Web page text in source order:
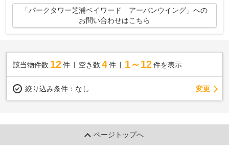
「パークタワー芝浦ベイワード アーバンウイング」への
お問い合わせはこちら
該当物件数 12件 空き数 4 件 1～12 件を表示
絞り込み条件： なし 変更
ページトップへ